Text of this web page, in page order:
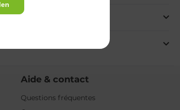
Aide & contact
Questions fréquentes